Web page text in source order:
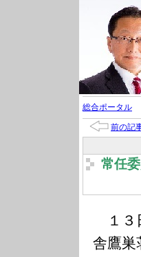
総合ポータル
前の記
常任
１３
舎鷹巣